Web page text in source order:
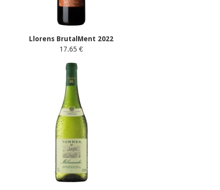
Llorens BrutalMent 2022
17.65 €